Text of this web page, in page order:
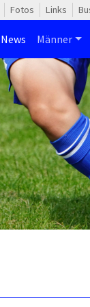
Fotos Links
News Männer